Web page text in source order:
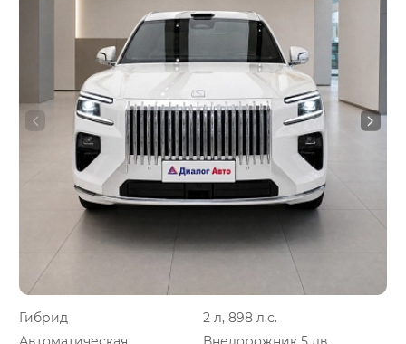
Гибрид
2 л, 898 л.с.